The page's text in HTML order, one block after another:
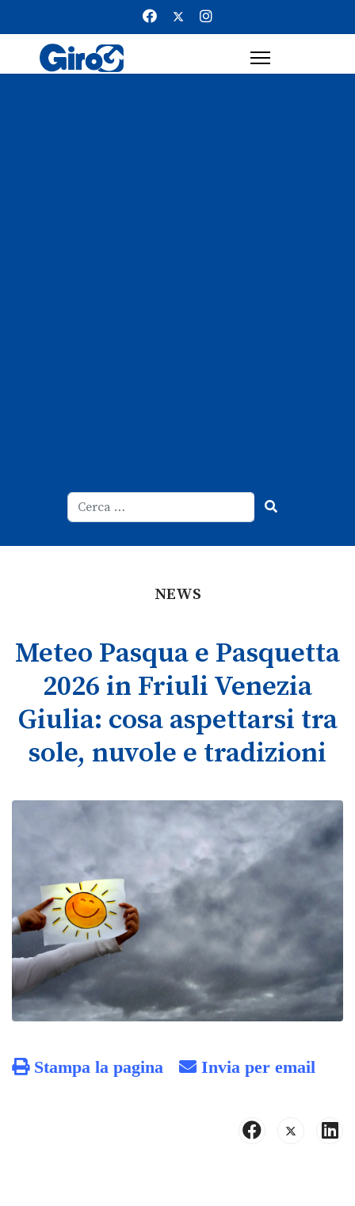
NEWS
Meteo Pasqua e Pasquetta
2026 in Friuli Venezia
Giulia: cosa aspettarsi tra
sole, nuvole e tradizioni
Stampa la pagina Invia per email